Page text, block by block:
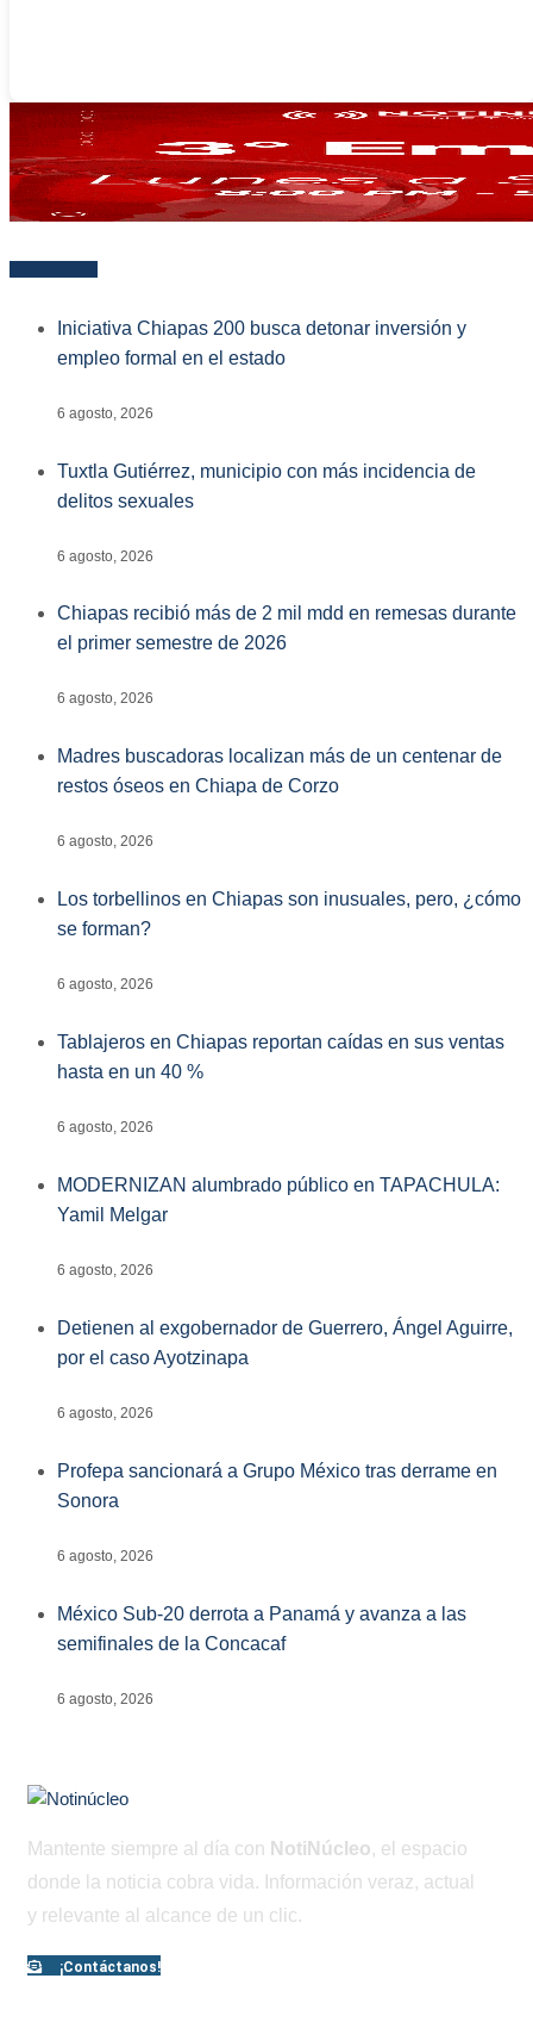
Iniciativa Chiapas 200 busca detonar inversión y
empleo formal en el estado
6 agosto, 2026
Tuxtla Gutiérrez, municipio con más incidencia de
delitos sexuales
6 agosto, 2026
Chiapas recibió más de 2 mil mdd en remesas durante
el primer semestre de 2026
6 agosto, 2026
Madres buscadoras localizan más de un centenar de
restos óseos en Chiapa de Corzo
6 agosto, 2026
Los torbellinos en Chiapas son inusuales, pero, ¿cómo
se forman?
6 agosto, 2026
Tablajeros en Chiapas reportan caídas en sus ventas
hasta en un 40 %
6 agosto, 2026
MODERNIZAN alumbrado público en TAPACHULA:
Yamil Melgar
6 agosto, 2026
Detienen al exgobernador de Guerrero, Ángel Aguirre,
por el caso Ayotzinapa
6 agosto, 2026
Profepa sancionará a Grupo México tras derrame en
Sonora
6 agosto, 2026
México Sub-20 derrota a Panamá y avanza a las
semifinales de la Concacaf
6 agosto, 2026
Mantente siempre al día con NotiNúcleo, el espacio
donde la noticia cobra vida. Información veraz, actual
y relevante al alcance de un clic.
¡Contáctanos!